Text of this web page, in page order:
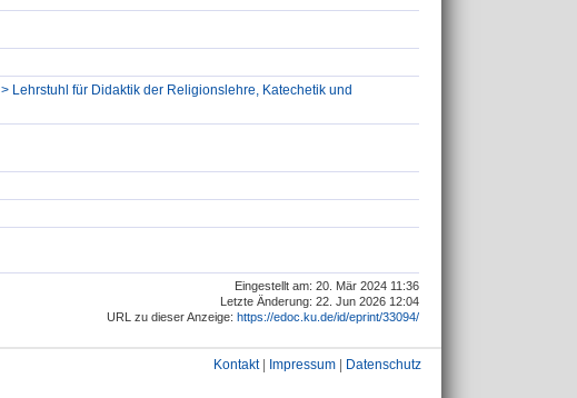
Lehrstuhl für Didaktik der Religionslehre, Katechetik und
Eingestellt am: 20. Mär 2024 11:36
Letzte Änderung: 22. Jun 2026 12:04
URL zu dieser Anzeige: https://edoc.ku.de/id/eprint/33094/
Kontakt| Impressum Datenschutz